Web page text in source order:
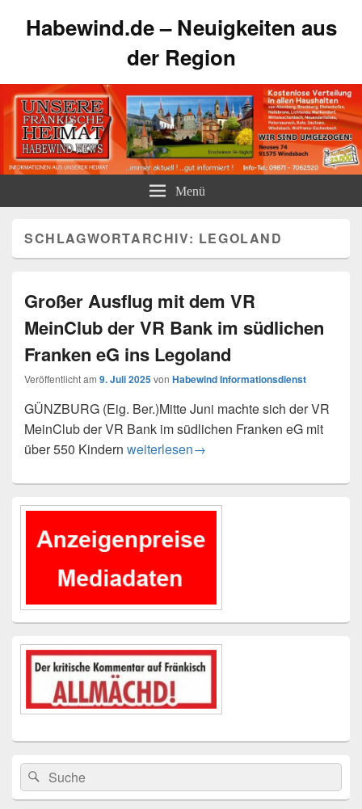
Habewind.de – Neuigkeiten aus
der Region
Menü
SCHLAGWORTARCHIV: LEGOLAND
Großer Ausflug mit dem VR
MeinClub der VR Bank im südlichen
Franken eG ins Legoland
Veröffentlicht am 9. Juli 2025von Habewind Informationsdienst
GÜNZBURG (Eig. Ber.)Mitte Juni machte sich der VR
MeinClub der VR Bank im südlichen Franken eG mit
über 550 Kindern Großer Ausflug mit dem VR MeinClub
weiterlesen→
Primärer
Widgetbereich
Suchen
nach:
Suchen